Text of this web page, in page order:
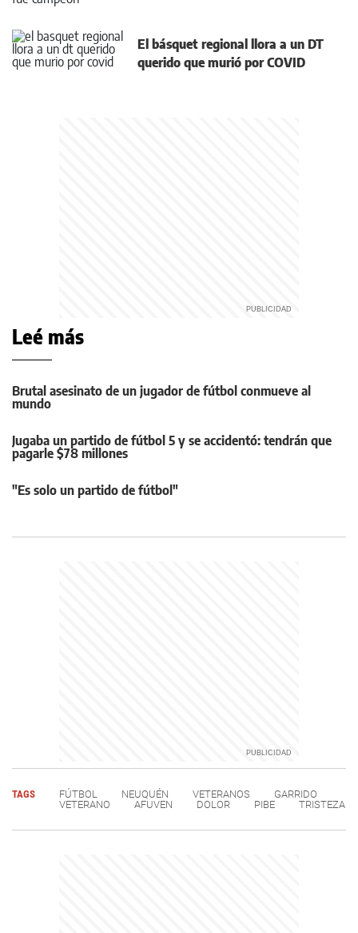
El básquet regional llora a un DT
querido que murió por COVID
Leé más
Brutal asesinato de un jugador de fútbol conmueve al
mundo
Jugaba un partido de fútbol 5 y se accidentó: tendrán que
pagarle $78 millones
"Es solo un partido de fútbol"
TAGS FÚTBOL NEUQUÉN VETERANOS
GARRIDO
VETERANO
AFUVEN DOLOR PIBE TRISTEZA